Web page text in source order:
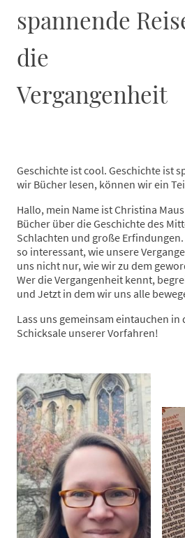
spannende
die
Vergangenheit
Geschichte ist cool. Geschichte ist
wir Bücher lesen, können wir ein
Hallo, mein Name ist Christina
Bücher über die Geschichte des
Schlachten und große
so interessant, wie unsere
uns nicht nur, wie wir zu dem
Wer die Vergangenheit kennt,
und Jetzt in dem wir uns alle
Lass uns gemeinsam eintauchen in
Schicksale unserer Vorfahren!